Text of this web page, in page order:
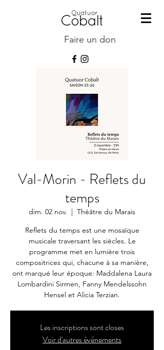
Faire un don
Val-Morin - Reflets du
temps
dim. 02 nov.
  |
Théâtre du Marais
Reflets du temps est une mosaïque
musicale traversant les siècles. Le
programme met en lumière trois
compositrices qui, chacune à sa manière,
ont marqué leur époque: Maddalena Laura
Lombardini Sirmen, Fanny Mendelssohn
Hensel et Alicia Terzian.
Les inscriptions sont closes
Voir d'autres événements